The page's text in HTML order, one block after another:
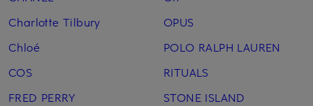
Charlotte Tilbury
Chloé
COS
FRED PERRY
OPUS
POLO RALPH LAUREN
RITUALS
STONE ISLAND